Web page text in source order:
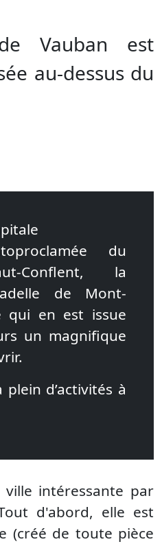
Vauban est
au-dessus du
du
Conflent, la
de Mont-
qui en est issue
un magnifique
d’activités à
intéressante par
d'abord, elle est
(créé de toute pièce